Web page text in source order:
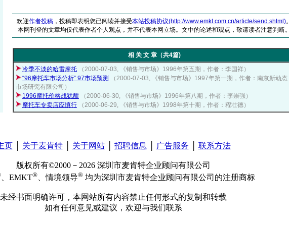
欢迎作者投稿 ，投稿即表明您已阅读并接受本站投稿协议(http://www.emkt.com.cn/article/send.shtml)。
本网刊登的文章均仅代表作者个人观点，并不代表本网立场。文中的论述和观点，敬请读者注意判断。
相 关 文 章（共4篇)
冷季不淡的哈雷摩托
（2000-07-03, 《销售与市场》1996年第五期，作者：李国祥）
“96摩托车市场分析” 97市场预测
（2000-07-03, 《销售与市场》1997年第一期，作者：南京新动态
市场研究有限公司）
1996摩托价格战犹酣
（2000-06-30, 《销售与市场》1996年第八期，作者：李崇强）
摩托车专卖店应慎行
（2000-06-29, 《销售与市场》1998年第十期，作者：程壮德）
页│ 关于麦肯特│ 关于网站│ 招聘信息 广告服务 联系方法
版权所有©2000－2026 深圳市麦肯特企业顾问有限公司
、EMKT® 、情境领导® 均为深圳市麦肯特企业顾问有限公司的注册商标
未经书面明确许可，本网站所有内容禁止任何形式的复制和转载
如有任何意见或建议，欢迎与我们联系